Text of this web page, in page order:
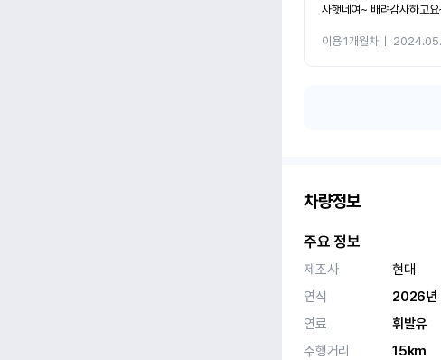
사햇네여~ 배려감사하고요~ㅎㅎ 차량도 그 전차
갈아탈 생각입니다~ 이노스렌트카~화이팅입니다
이용 1개월차ㅣ
차량정보
주요 정보
제조사
현대
연식
2026년
연료
휘발유
주행거리
15km